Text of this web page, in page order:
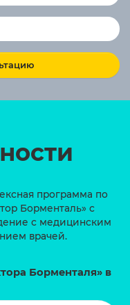
программа по
Борменталь» с
с медицинским
врачей.
Борменталя» в